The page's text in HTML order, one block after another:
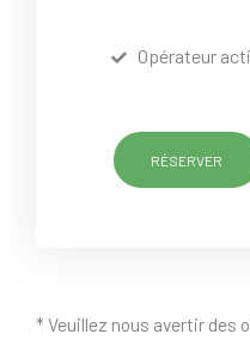
Opérateur
RÉSERVER
* Veuillez nous avertir des